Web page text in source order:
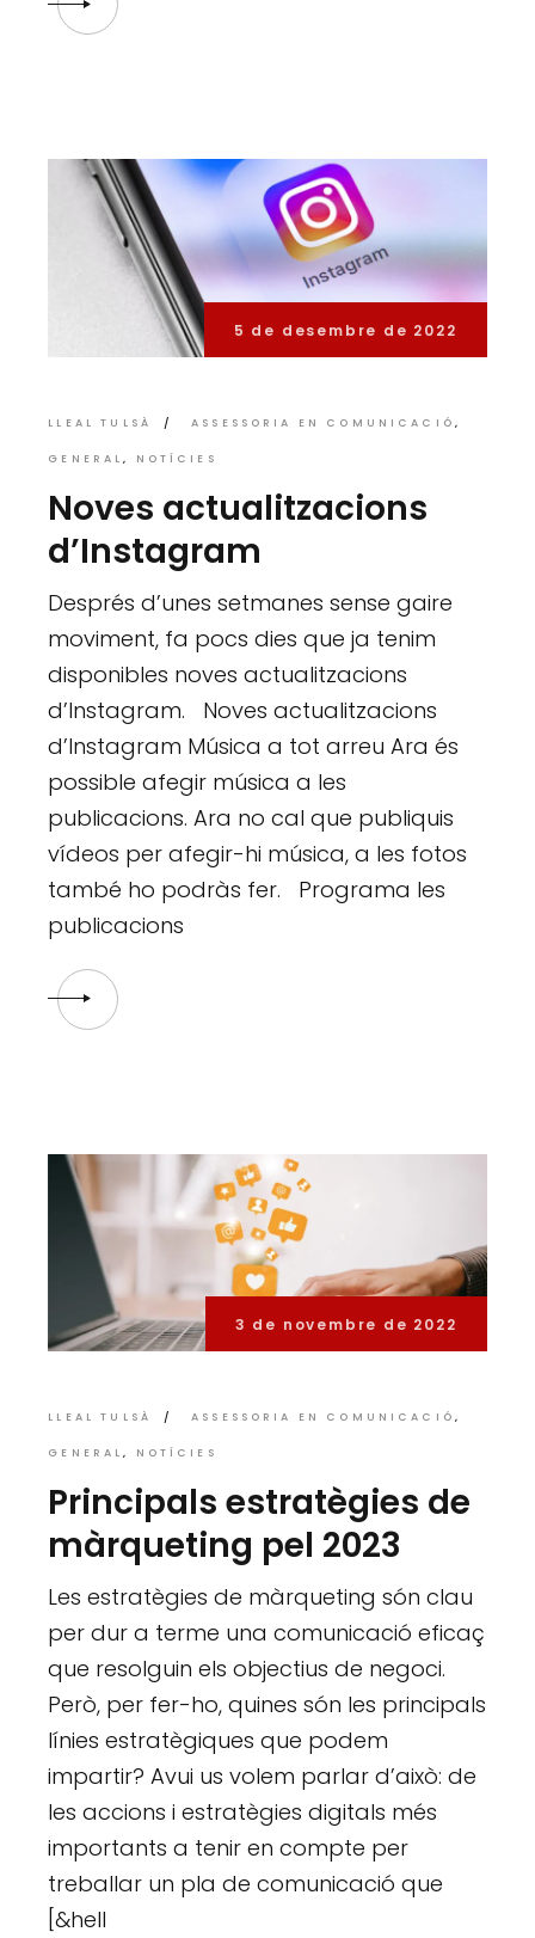
5 de desembre de 2022
LLEAL TULSÀ ASSESSORIA EN COMUNICACIÓ
GENERAL NOTÍCIES
Noves actualitzacions
d’Instagram
Després d’unes setmanes sense gaire
moviment, fa pocs dies que ja tenim
disponibles noves actualitzacions
d’Instagram. Noves actualitzacions
d’Instagram Música a tot arreu Ara és
possible afegir música a les
publicacions. Ara no cal que publiquis
vídeos per afegir-hi música, a les fotos
també ho podràs fer. Programa les
publicacions
3 de novembre de 2022
LLEAL TULSÀ ASSESSORIA EN COMUNICACIÓ
GENERAL NOTÍCIES
Principals estratègies de
màrqueting pel 2023
Les estratègies de màrqueting són clau
per dur a terme una comunicació eficaç
que resolguin els objectius de negoci.
Però, per fer-ho, quines són les principals
línies estratègiques que podem
impartir? Avui us volem parlar d’això: de
les accions i estratègies digitals més
importants a tenir en compte per
treballar un pla de comunicació que
[&hell